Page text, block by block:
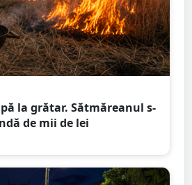
la grătar. Sătmăreanul s-
de mii de lei